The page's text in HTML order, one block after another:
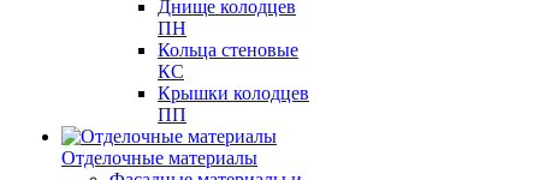
Днище колодцев
ПН
Кольца стеновые
КС
Крышки колодцев
ПП
Отделочные материалы